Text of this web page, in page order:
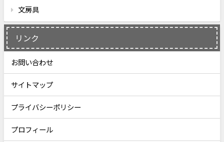
文房具
リンク
お問い合わせ
サイトマップ
プライバシーポリシー
プロフィール